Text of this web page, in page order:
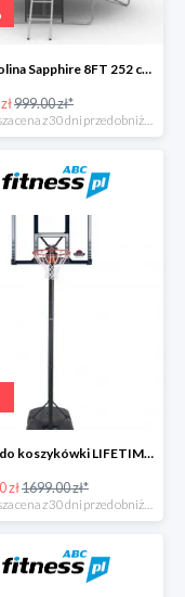
Trampolina Sapphire 8FT 252 cm + drabinka GRATISY
999.00 zł*
Stojak do koszykówki LIFETIME BOSTON 90001
zł1699.00 zł*
*najniższa cena z 30 dni przed obniżką